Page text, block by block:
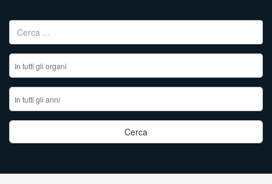
Ricerca per: